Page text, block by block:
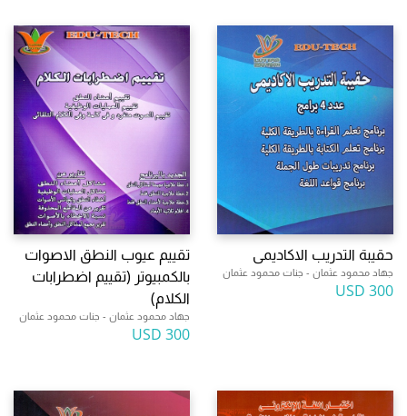
حقيبة التدريب الاكاديمى
جهاد محمود عثمان - جنات محمود عثمان
300 USD
تقييم عيوب النطق الاصوات
بالكمبيوتر (تقييم اضطرابات
الكلام)
جهاد محمود عثمان - جنات محمود عثمان
300 USD